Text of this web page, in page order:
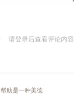
请登录后查看评论内容
帮助是一种美德